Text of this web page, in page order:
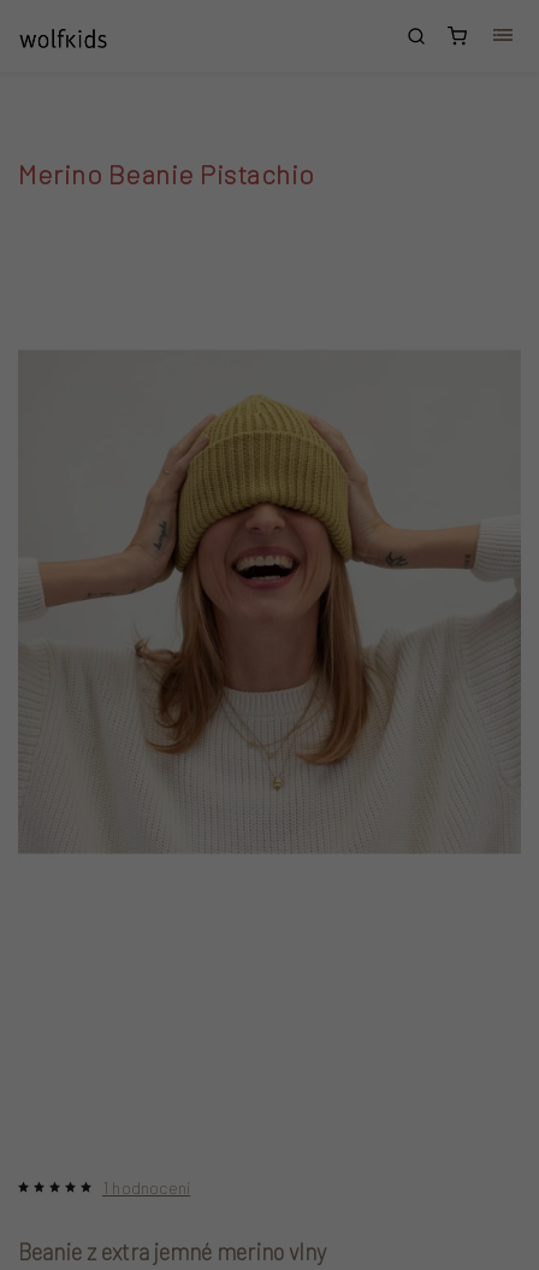
Nákupní
košík
Merino Beanie Pistachio
1 hodnocení
Beanie z extra jemné merino vlny